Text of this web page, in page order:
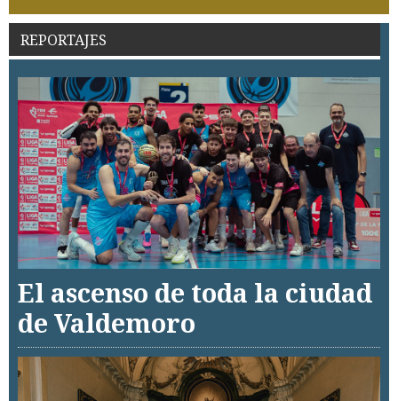
REPORTAJES
El ascenso de toda la ciudad
de Valdemoro